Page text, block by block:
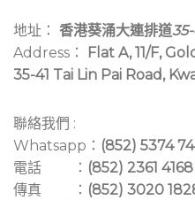
地址： 香港葵涌大連排道
Address：
Flat A, 11/F,
35-41 Tai Lin Pai Road,
聯絡我們 :
Whatsapp： (852) 5374
電話 ： (852) 2361 4168
傳真 ： (852) 3020